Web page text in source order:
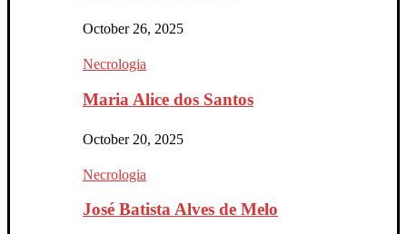
October 26, 2025
Necrologia
Maria Alice dos Santos
October 20, 2025
Necrologia
José Batista Alves de Melo